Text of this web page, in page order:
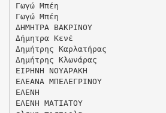
Γωγώ Μπέη
Γωγώ Μπέη
ΔΗΜΗΤΡΑ ΒΑΚΡΙΝΟΥ
Δήμητρα Κενέ
Δημήτρης Καρλατήρας
Δημήτρης Κλωνάρας
ΕΙΡΗΝΗ ΝΟΥΑΡΑΚΗ
ΕΛΕΑΝΑ ΜΠΕΛΕΓΡΙΝΟΥ
ΕΛΕΝΗ
ΕΛΕΝΗ ΜΑΤΙΑΤΟΥ